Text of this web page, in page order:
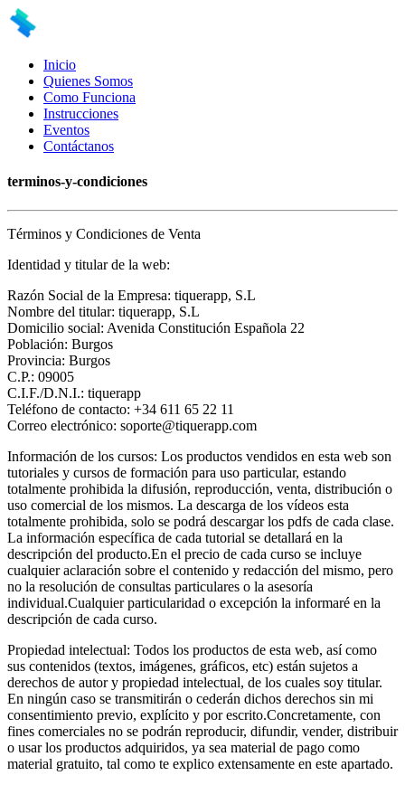
Inicio
Quienes Somos
Como Funciona
Instrucciones
Eventos
Contáctanos
terminos-y-condiciones
Términos y Condiciones de Venta
Identidad y titular de la web:
Razón Social de la Empresa: tiquerapp, S.L
Nombre del titular: tiquerapp, S.L
Domicilio social: Avenida Constitución Española 22
Población: Burgos
Provincia: Burgos
C.P.: 09005
C.I.F./D.N.I.: tiquerapp
Teléfono de contacto: +34 611 65 22 11
Correo electrónico: soporte@tiquerapp.com
Información de los cursos: Los productos vendidos en esta web son
tutoriales y cursos de formación para uso particular, estando
totalmente prohibida la difusión, reproducción, venta, distribución o
uso comercial de los mismos. La descarga de los vídeos esta
totalmente prohibida, solo se podrá descargar los pdfs de cada clase.
La información específica de cada tutorial se detallará en la
descripción del producto.En el precio de cada curso se incluye
cualquier aclaración sobre el contenido y redacción del mismo, pero
no la resolución de consultas particulares o la asesoría
individual.Cualquier particularidad o excepción la informaré en la
descripción de cada curso.
Propiedad intelectual: Todos los productos de esta web, así como
sus contenidos (textos, imágenes, gráficos, etc) están sujetos a
derechos de autor y propiedad intelectual, de los cuales soy titular.
En ningún caso se transmitirán o cederán dichos derechos sin mi
consentimiento previo, explícito y por escrito.Concretamente, con
fines comerciales no se podrán reproducir, difundir, vender, distribuir
o usar los productos adquiridos, ya sea material de pago como
material gratuito, tal como te explico extensamente en este apartado.